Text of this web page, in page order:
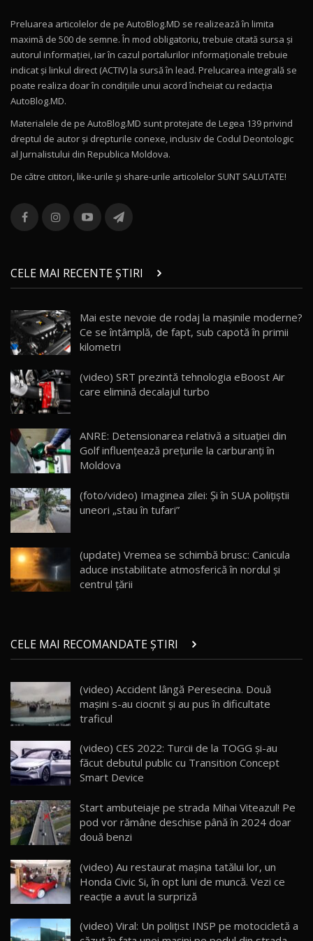
Mercedes-AMG E 53 HYBRID 4MATIC+ / Test
Drive AutoBlog.MD
16:27
11
Noul Volvo ES90 / Test Drive AutoBlog.MD
12
Noul MG HS / Test Drive AutoBlog.MD
16:48
13
combină aventura cu luxul / AutoBlog.MD
36:08
chinez care face lumea să se întoarcă după el
/ AutoBlog.MD
17:27
15 14:37
16
AutoBlogMD
13:10
17 20:06
30:08
AutoBlog.MD
23:36
20
Noul ZEEKR 7X / Test Drive AutoBlog.MD
29:08
21
Micul BYD Dolphin Surf / Test Drive
AutoBlog.MD
16:59
22
Noua Mazda 6e / Test Drive AutoBlog.MD
26:59
23
Lynk & Co 01 / Test Drive AutoBlog.MD
25:19
24
ZEEKR 009: Cel mai Performant și Confortabil
Van Electric Testat în Moldova / AutoBlog.MD
26:38
25
mai Exclusiv și Puternic Defender Testat în
Moldova
32:21
26
AutoBlog.MD
10:57
Preluarea articolelor de pe AutoBlog.MD se realizează în limita
maximă de 500 de semne. În mod obligatoriu, trebuie citată sursa și
autorul informației, iar în cazul portalurilor informaționale trebuie
indicat și linkul direct (ACTIV) la sursă în lead. Prelucarea integrală se
poate realiza doar în condițiile unui acord încheiat cu redacţia
AutoBlog.MD.
Materialele de pe AutoBlog.MD sunt protejate de Legea 139 privind
dreptul de autor și drepturile conexe, inclusiv de Codul Deontologic
al Jurnalistului din Republica Moldova.
De către cititori, like-urile şi share-urile articolelor SUNT SALUTATE!
CELE MAI RECENTE ȘTIRI
Mai este nevoie de rodaj la mașinile moderne?
Ce se întâmplă, de fapt, sub capotă în primii
kilometri
(video) SRT prezintă tehnologia eBoost Air
care elimină decalajul turbo
ANRE: Detensionarea relativă a situației din
Golf influențează prețurile la carburanți în
Moldova
(foto/video) Imaginea zilei: Și în SUA polițiștii
uneori „stau în tufari”
(update) Vremea se schimbă brusc: Canicula
aduce instabilitate atmosferică în nordul și
centrul țării
CELE MAI RECOMANDATE ȘTIRI
(video) Accident lângă Peresecina. Două
maşini s-au ciocnit şi au pus în dificultate
traficul
(video) CES 2022: Turcii de la TOGG şi-au
făcut debutul public cu Transition Concept
Smart Device
Start ambuteiaje pe strada Mihai Viteazul! Pe
pod vor rămâne deschise până în 2024 doar
două benzi
(video) Au restaurat maşina tatălui lor, un
Honda Civic Si, în opt luni de muncă. Vezi ce
reacţie a avut la surpriză
(video) Viral: Un polițist INSP pe motocicletă a